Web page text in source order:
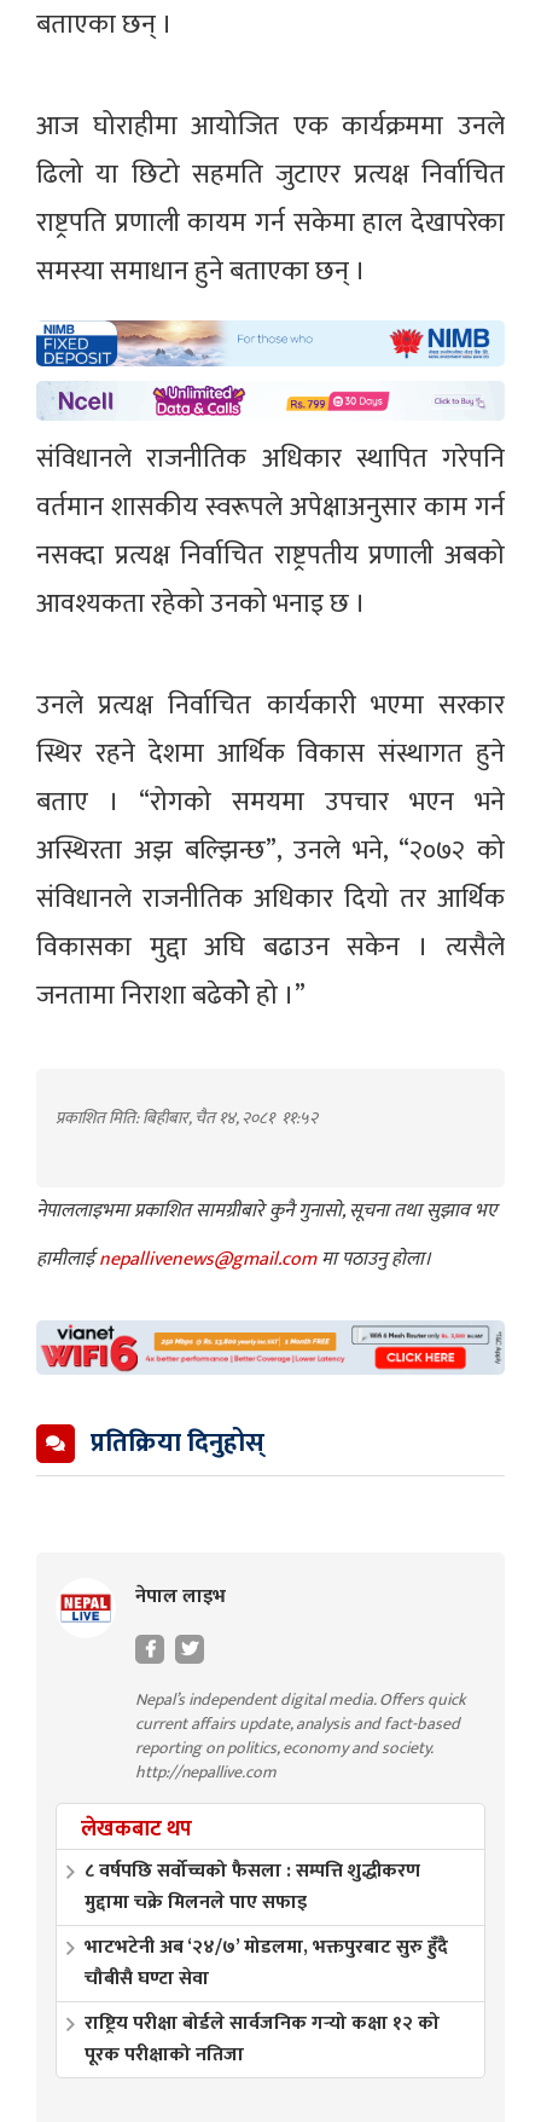
बताएका छन् ।
आज घोराहीमा आयोजित एक कार्यक्रममा उनले
ढिलो या छिटो सहमति जुटाएर प्रत्यक्ष निर्वाचित
राष्ट्रपति प्रणाली कायम गर्न सकेमा हाल देखापरेका
समस्या समाधान हुने बताएका छन् ।
संविधानले राजनीतिक अधिकार स्थापित गरेपनि
वर्तमान शासकीय स्वरूपले अपेक्षाअनुसार काम गर्न
नसक्दा प्रत्यक्ष निर्वाचित राष्ट्रपतीय प्रणाली अबको
आवश्यकता रहेको उनको भनाइ छ ।
उनले प्रत्यक्ष निर्वाचित कार्यकारी भएमा सरकार
स्थिर रहने देशमा आर्थिक विकास संस्थागत हुने
बताए । “रोगको समयमा उपचार भएन भने
अस्थिरता अझ बल्झिन्छ”, उनले भने, “२०७२ को
संविधानले राजनीतिक अधिकार दियो तर आर्थिक
विकासका मुद्दा अघि बढाउन सकेन । त्यसैले
जनतामा निराशा बढेकोे हो ।”
प्रकाशित मिति: बिहीबार, चैत १४, २०८१ ११:५२
नेपाललाइभमा प्रकाशित सामग्रीबारे कुनै गुनासो, सूचना तथा सुझाव भए
हामीलाईnepallivenews@gmail.comमा पठाउनु होला।
प्रतिक्रिया दिनुहोस्
नेपाल लाइभ
Nepal’s independent digital media. Offers quick
current affairs update, analysis and fact-based
reporting on politics, economy and society.
http://nepallive.com
लेखकबाट थप
८ वर्षपछि सर्वोच्चको फैसला : सम्पत्ति शुद्धीकरण
मुद्दामा चक्रे मिलनले पाए सफाइ
भाटभटेनी अब ‘२४/७’ मोडलमा, भक्तपुरबाट सुरु हुँदै
चौबीसै घण्टा सेवा
राष्ट्रिय परीक्षा बोर्डले सार्वजनिक गर्‍यो कक्षा १२ को
पूरक परीक्षाको नतिजा